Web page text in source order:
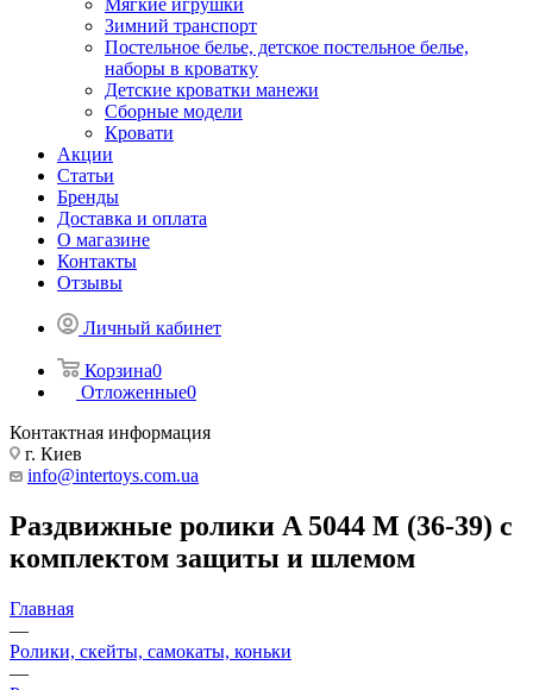
Мягкие игрушки
Зимний транспорт
Постельное белье, детское постельное белье,
наборы в кроватку
Детские кроватки манежи
Сборные модели
Кровати
Акции
Статьи
Бренды
Доставка и оплата
О магазине
Контакты
Отзывы
Личный кабинет
Корзина0
Отложенные0
Контактная информация
г. Киев
info@intertoys.com.ua
Раздвижные ролики A 5044 M (36-39) с
комплектом защиты и шлемом
Главная
—
Ролики, скейты, самокаты, коньки
—